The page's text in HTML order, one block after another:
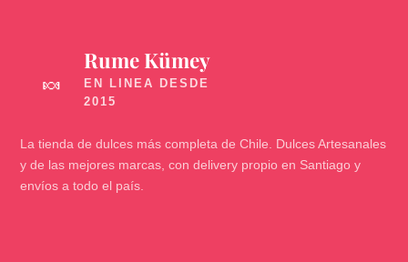
🍬
Rume Kümey
La tienda de dulces más completa de Chile. Dulces Artesanales
y de las mejores marcas, con delivery propio en Santiago y
envíos a todo el país.